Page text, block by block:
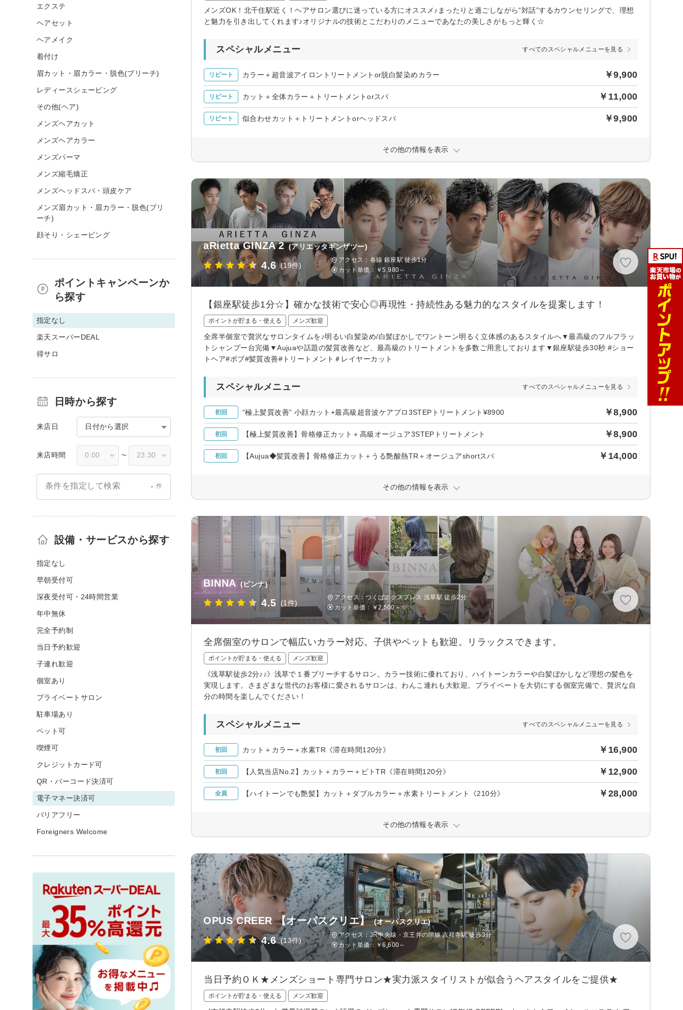
メンズOK！北千住駅近く！ヘアサロン選びに迷っている方にオススメ♪まったりと過ごしながら“対話”するカウンセリングで、理想
と魅力を引き出してくれます♪オリジナルの技術とこだわりのメニューであなたの美しさがもっと輝く☆
スペシャルメニュー すべてのスペシャルメニューを見る
リピート カラー＋超音波アイロントリートメントor脱白髪染めカラー ￥9,900
リピート カット＋全体カラー＋トリートメントorスパ ￥11,000
リピート 似合わせカット＋トリートメントorヘッドスパ ￥9,900
その他の情報を表示
aRietta GINZA 2 (アリエッタギンザツー)
4.6 (19件)
アクセス：各線 銀座駅 徒歩1分
カット単価： ￥5,980～
【銀座駅徒歩1分☆】確かな技術で安心◎再現性・持続性ある魅力的なスタイルを提案します！
ポイントが貯まる・使える メンズ歓迎
全席半個室で贅沢なサロンタイムを♪明るい白髪染め/白髪ぼかしでワントーン明るく立体感のあるスタイルへ▼最高級のフルフラッ
トシャンプー台完備▼Aujuaや話題の髪質改善など、最高級のトリートメントを多数ご用意しております▼銀座駅徒歩30秒 #ショー
トヘア#ボブ#髪質改善#トリートメント＃レイヤーカット
スペシャルメニュー すべてのスペシャルメニューを見る
初回 “極上髪質改善” 小顔カット+最高級超音波ケアプロ3STEPトリートメント¥8900 ￥8,900
初回 【極上髪質改善】骨格修正カット＋高級オージュア3STEPトリートメント ￥8,900
初回 【Aujua◆髪質改善】骨格修正カット＋うる艶酸熱TR＋オージュアshortスパ ￥14,000
その他の情報を表示
BINNA (ビンナ)
4.5 (1件)
アクセス：つくばエクスプレス 浅草駅 徒歩2分
カット単価：
￥2,500～
全席個室のサロンで幅広いカラー対応。子供やペットも歓迎。リラックスできます。
ポイントが貯まる・使える メンズ歓迎
《浅草駅徒歩2分♪♪》浅草で１番ブリーチするサロン。カラー技術に優れており、ハイトーンカラーや白髪ぼかしなど理想の髪色を
実現します。さまざまな世代のお客様に愛されるサロンは、わんこ連れも大歓迎。プライベートを大切にする個室完備で、贅沢な自
分の時間を楽しんでください！
スペシャルメニュー すべてのスペシャルメニューを見る
初回 カット＋カラー＋水素TR《滞在時間120分》 ￥16,900
初回 【人気当店No.2】カット＋カラー＋ピトTR《滞在時間120分》 ￥12,900
全員 【ハイトーンでも艶髪】カット＋ダブルカラー＋水素トリートメント《210分》 ￥28,000
その他の情報を表示
OPUS CREER 【オーパスクリエ】 (オーパスクリエ)
4.6 (13件)
アクセス：JR中央線・京王井の頭線 吉祥寺駅 徒歩3分
カット単価： ￥6,600～
当日予約ＯＫ★メンズショート専門サロン★実力派スタイリストが似合うヘアスタイルをご提供★
ポイントが貯まる・使える メンズ歓迎
エクステ
ヘアセット
ヘアメイク
着付け
眉カット・眉カラー・脱色(ブリーチ)
レディースシェービング
その他(ヘア)
メンズヘアカット
メンズヘアカラー
メンズパーマ
メンズ縮毛矯正
メンズヘッドスパ・頭皮ケア
メンズ眉カット・眉カラー・脱色(ブリ
ーチ)
顔そり・シェービング
ポイントキャンペーンか
ら探す
指定なし
楽天スーパーDEAL
得サロ
日時から探す
来店日 日付から選択
来店時間 〜
条件を指定して検索 - 件
設備・サービスから探す
指定なし
早朝受付可
深夜受付可・24時間営業
年中無休
完全予約制
当日予約歓迎
子連れ歓迎
個室あり
プライベートサロン
駐車場あり
ペット可
喫煙可
クレジットカード可
QR・バーコード決済可
電子マネー決済可
バリアフリー
Foreigners Welcome